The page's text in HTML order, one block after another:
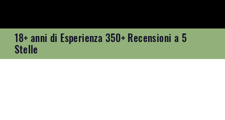
18+ anni di Esperienza 350+ Recensioni a 5
Stelle